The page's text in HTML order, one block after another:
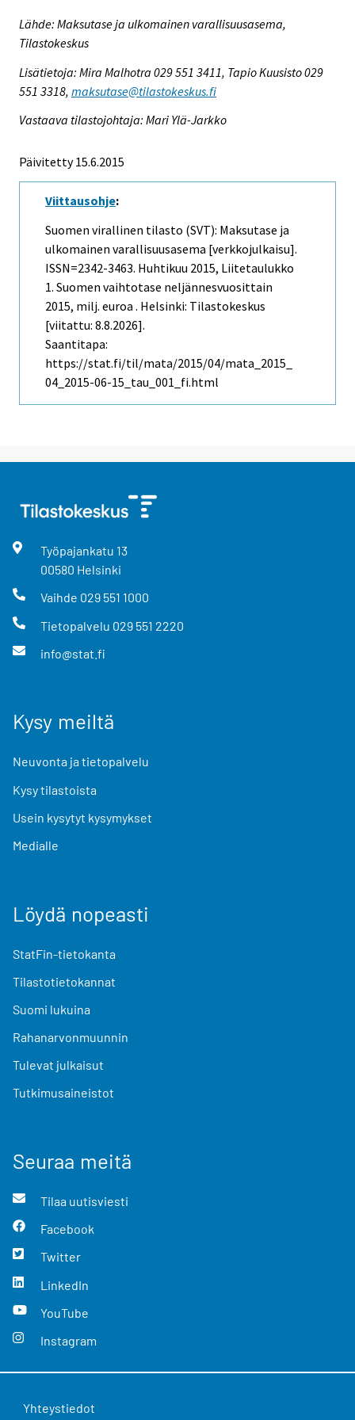
Lähde: Maksutase ja ulkomainen varallisuusasema,
Tilastokeskus
Lisätietoja: Mira Malhotra 029 551 3411, Tapio Kuusisto 029
551 3318, maksutase@tilastokeskus.fi
Vastaava tilastojohtaja: Mari Ylä-Jarkko
Päivitetty 15.6.2015
Viittausohje:
Suomen virallinen tilasto (SVT): Maksutase ja
ulkomainen varallisuusasema [verkkojulkaisu].
ISSN=2342-3463. Huhtikuu 2015, Liitetaulukko
1. Suomen vaihtotase neljännesvuosittain
2015, milj. euroa . Helsinki: Tilastokeskus
[viitattu: 8.8.2026].
Saantitapa:
https://stat.fi/til/mata/2015/04/mata_2015_
04_2015-06-15_tau_001_fi.html
Työpajankatu 13
00580 Helsinki
Vaihde 029 551 1000
Tietopalvelu 029 551 2220
info@stat.fi
Kysy meiltä
Neuvonta ja tietopalvelu
Kysy tilastoista
Usein kysytyt kysymykset
Medialle
Löydä nopeasti
StatFin-tietokanta
Tilastotietokannat
Suomi lukuina
Rahanarvonmuunnin
Tulevat julkaisut
Tutkimusaineistot
Seuraa meitä
Tilaa uutisviesti
Facebook
Twitter
LinkedIn
YouTube
Instagram
Yhteystiedot